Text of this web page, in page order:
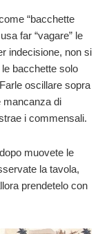
“bacchette
far “vagare” le
indecisione, non si
bacchette solo
oscillare sopra
mancanza di
i commensali.
muovete le
la tavola,
prendetelo con